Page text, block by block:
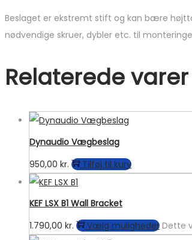
Beslaget er ekstremt stift og kan bære
nødvendige skruer, dybler etc. til
Relaterede varer
Dynaudio Vægbeslag
950,00 kr. Tilføj til kurv
KEF LSX B1 Wall Bracket
1.790,00 kr. Vælg muligheder Dette